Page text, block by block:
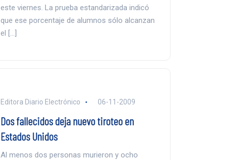
este viernes. La prueba estandarizada indicó
que ese porcentaje de alumnos sólo alcanzan
el […]
Editora Diario Electrónico 06-11-2009
Dos fallecidos deja nuevo tiroteo en
Estados Unidos
Al menos dos personas murieron y ocho